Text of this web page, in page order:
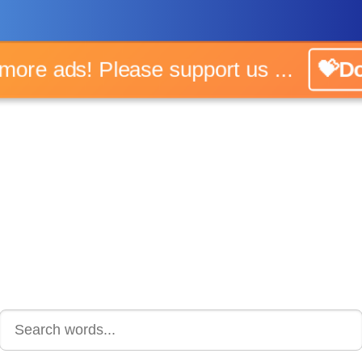
more ads! Please support us ...